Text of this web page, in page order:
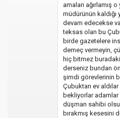
amaları ağırlamış
müdürünün
devam edecekse
teksas olan bu
birde gazetelere
demeç vermeyin,
hiç bitmez
derseniz bundan
şimdi görevlerinin
Çubuktan ev
bekliyorlar adamlar
düşman sahibi
bırakmış kesesini